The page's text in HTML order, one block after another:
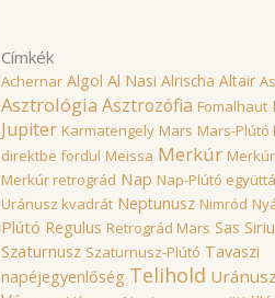
Címkék
Achernar Algol Al Nasi Alrischa Altair
Asztrológia Asztrozófia Fomalhaut
Jupiter Karmatengely Mars Mars-
direktbe fordul Meissa Merkúr
Merkúr retrográd Nap Nap-Plútó
Uránusz kvadrát Neptunusz Nimród
Plútó Regulus Retrográd Mars Sas
Szaturnusz Szaturnusz-Plútó Tavaszi
napéjegyenlőség Telihold Uránusz